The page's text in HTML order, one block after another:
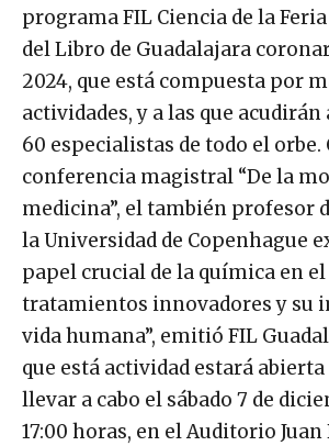
programa FIL Ciencia de la
del Libro de Guadalajara
2024, que está compuesta por
actividades, y a las que acudirán
60 especialistas de todo el orbe.
conferencia magistral “De la
medicina”, el también profesor
la Universidad de Copenhague
papel crucial de la química en
tratamientos innovadores y su
vida humana”, emitió FIL
que está actividad estará
llevar a cabo el sábado 7 de
17:00 horas, en el Auditorio Juan